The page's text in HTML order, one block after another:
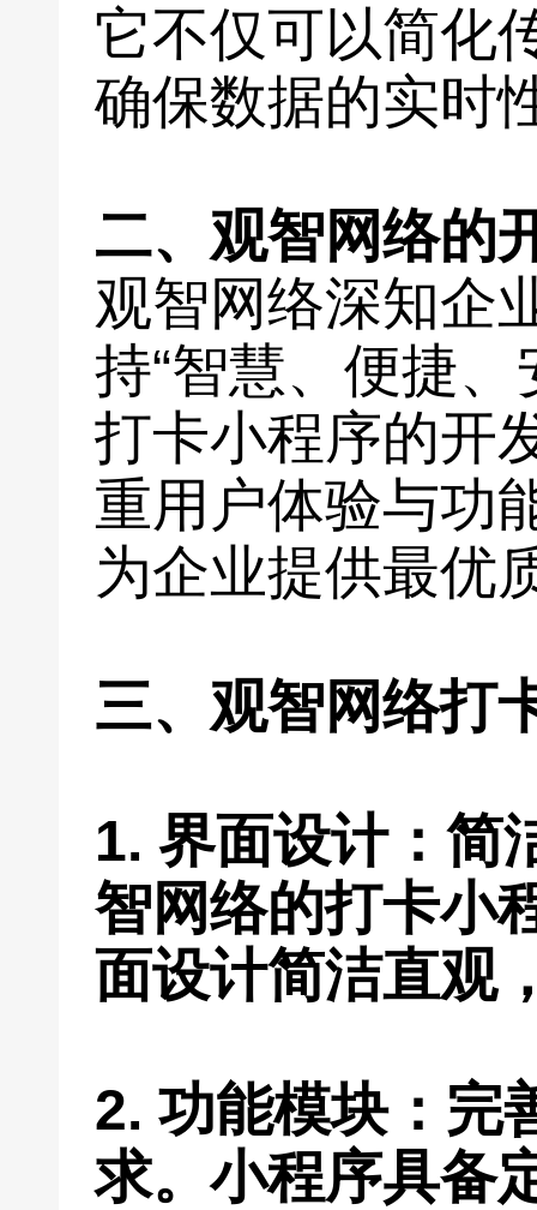
它不仅可以简化
确保数据的实时
二、观智网络的
观智网络深知企
持“智慧、便捷
打卡小程序的开
重用户体验与功
为企业提供最优
三、观智网络打
1. 界面设计：简
智网络的打卡小
面设计简洁直观
2. 功能模块：完
求。小程序具备